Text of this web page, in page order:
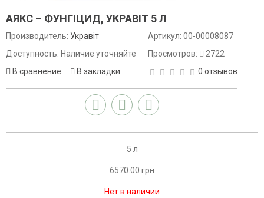
АЯКС – ФУНГІЦИД, УКРАВІТ 5 Л
Производитель: Укравіт
Доступность: Наличие уточняйте
В сравнение
В закладки
Артикул: 00-00008087
Просмотров:
2722
0 отзывов
5 л
6570.00 грн
Нет в наличии